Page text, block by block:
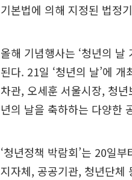
기본법에 의해 지정된 법정
올해 기념행사는 ‘청년의 날
된다. 21일 ‘청년의 날’에
차관, 오세훈 서울시장, 청
년의 날을 축하하는 다양한
‘청년정책 박람회’는 20일
지자체, 공공기관, 청년단체